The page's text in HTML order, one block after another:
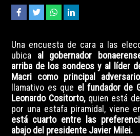
Una encuesta de cara a las
ubica al gobernador
arriba de los sondeos y al líder
Macri como principal
llamativo es que el fundador de
Leonardo Cositorto,quien está
por una estafa piramidal, viene
está cuarto entre las
abajo del presidente Javier Milei.